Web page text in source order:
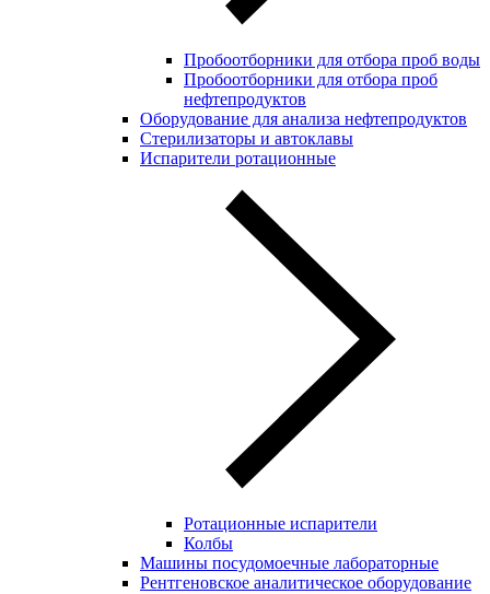
Пробоотборники для отбора проб воды
Пробоотборники для отбора проб
нефтепродуктов
Оборудование для анализа нефтепродуктов
Стерилизаторы и автоклавы
Испарители ротационные
Ротационные испарители
Колбы
Машины посудомоечные лабораторные
Рентгеновское аналитическое оборудование